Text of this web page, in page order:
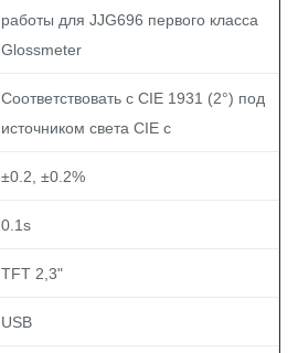
работы для JJG696 первого класса
Glossmeter
Соответствовать с CIE 1931 (2°) под
источником света CIE c
±0.2, ±0.2%
0.1s
TFT 2,3"
USB